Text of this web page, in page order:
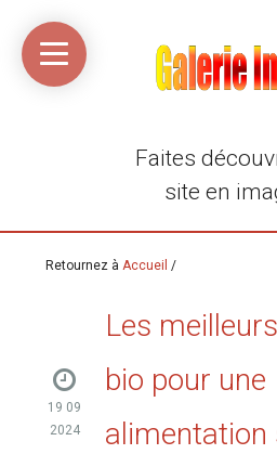
Accueil
Média
libre
Linkinaz
Katomi
compte
Twitter
@Ortegeek
compte
Flickr
Faites
site en
Retournez àAccueil /
19 09
2024
Les
bio pour une
alimentation